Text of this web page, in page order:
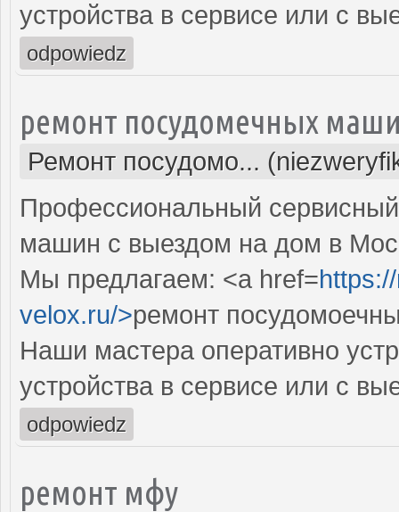
устройства в сервисе или с
odpowiedz
ремонт посудомечных
Ремонт посудомо...
Профессиональный
машин с выездом на дом в
Мы предлагаем: <a href=
velox.ru/>ремонт
Наши мастера оперативно
устройства в сервисе или с
odpowiedz
ремонт мфу